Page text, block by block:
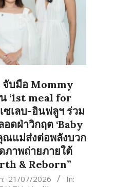
จับมือ Mommy
‘1st meal for
เลบ-อินฟลูฯ ร่วม
ดฝ่าวิกฤต ‘Baby
ณแม่ส่งต่อพลังบวก
ภาพถ่ายภายใต้
& Reborn”
21/07/2026
In: